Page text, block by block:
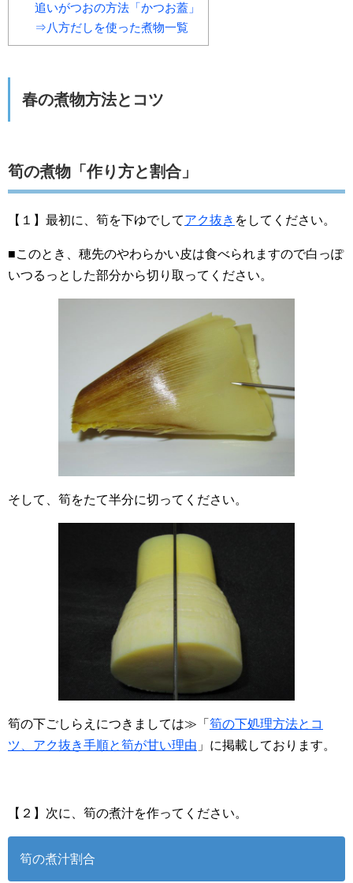
追いがつおの方法「かつお蓋」
⇒八方だしを使った煮物一覧
春の煮物方法とコツ
筍の煮物「作り方と割合」
【１】最初に、筍を下ゆでしてアク抜き をしてください。
■このとき、穂先のやわらかい皮は食べられますので白っぽ
いつるっとした部分から切り取ってください。
そして、筍をたて半分に切ってください。
筍の下ごしらえにつきましては≫「 筍の下処理方法とコ
ツ、アク抜き手順と筍が甘い理由 」に掲載しております。
【２】次に、筍の煮汁を作ってください。
筍の煮汁割合